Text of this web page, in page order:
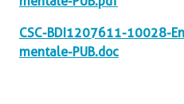
CSC-BDI1207611-10028-
mentale-PUB.doc